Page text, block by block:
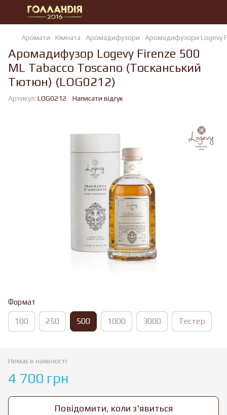
Аромати Кімната Аромадифузори Аромадифузори Logevy
Аромадифузор Logevy Firenze 500
ML Tabacco Toscano (Тосканський
Тютюн) (LOG0212)
Артикул: LOG0212 Написати відгук
Формат
100 250 500 1000 3000 Тестер
Немає в наявності
4 700 грн
Повідомити, коли з'явиться